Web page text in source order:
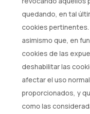
quedando, en tal
cookies
asimismo que, en
cookies de las
deshabilitar las
afectar el uso
proporcionados, y
como las